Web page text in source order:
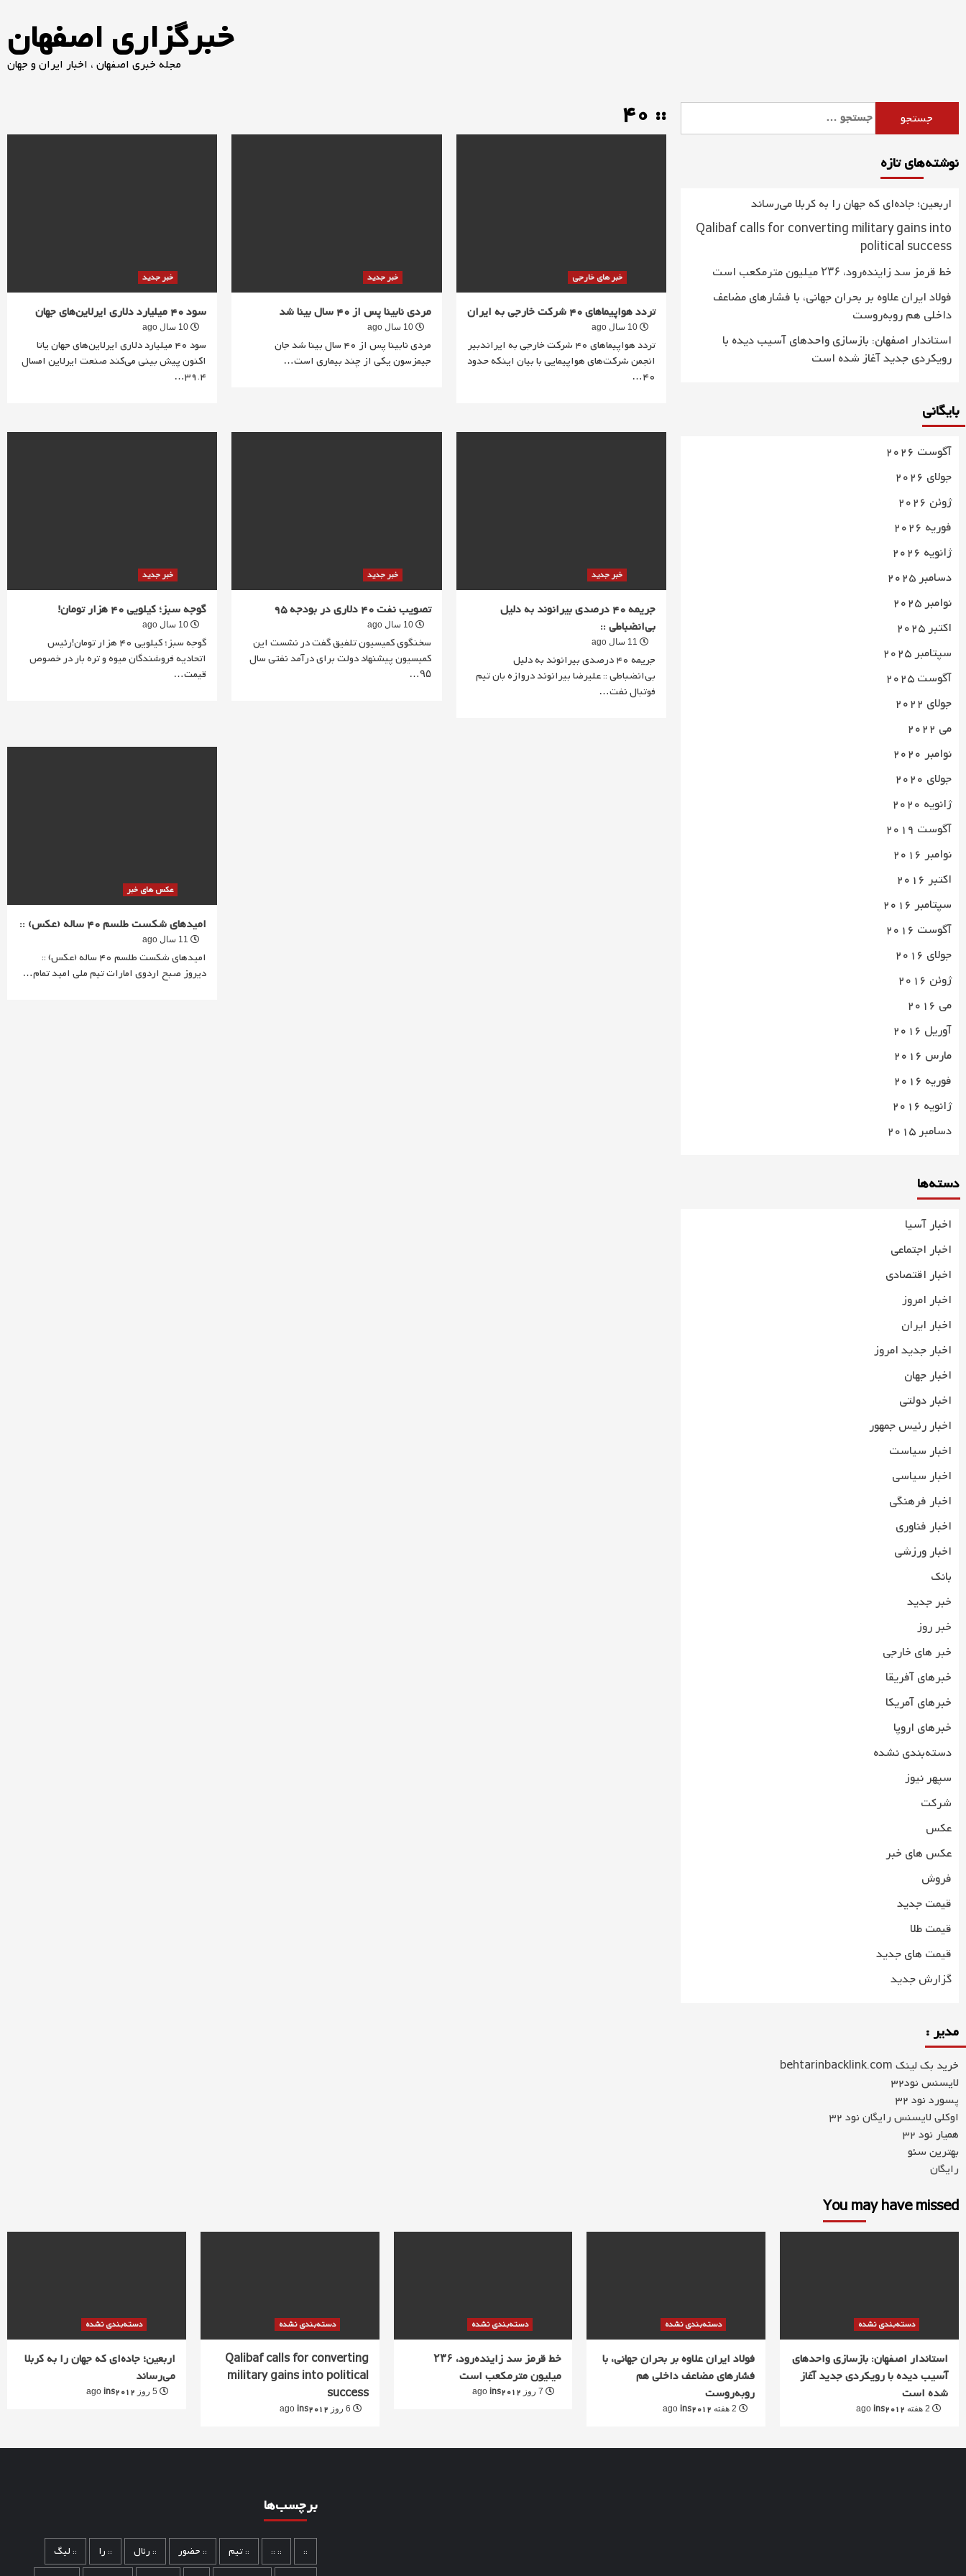
خبرگزاری اصفهان
مجله خبری اصفهان ، اخبار ایران و جهان
:: 40
خبر جدید
سود 40 میلیارد دلاری ایرلاین‌های جهان
10 سال ago
سود 40 میلیارد دلاری ایرلاین‌های جهان یاتا
اکنون پیش بینی می‌کند صنعت ایرلاین امسال
39.4…
خبر جدید
مردی نابینا پس از 40 سال بینا شد
10 سال ago
مردی نابینا پس از 40 سال بینا شد جان
جیمزسون یکی از چند بیماری است…
خبر های خارجی
تردد هواپیماهای 40 شرکت خارجی به ایران
10 سال ago
تردد هواپیماهای 40 شرکت خارجی به ایراندبیر
انجمن شرکت‌های هواپیمایی با بیان اینکه حدود
40…
خبر جدید
گوجه سبز؛ کیلویی 40 هزار تومان!
10 سال ago
گوجه سبز؛ کیلویی 40 هزار تومان!رئیس
اتحادیه فروشندگان میوه و تره بار در خصوص
قیمت…
خبر جدید
تصویب نفت 40 دلاری در بودجه 95
10 سال ago
سخنگوی کمیسیون تلفیق گفت در نشست این
کمیسیون پیشنهاد دولت برای درآمد نفتی سال
۹۵…
خبر جدید
جریمه 40 درصدی بیرانوند به دلیل
بی‌انضباطی ::
جریمه 40 درصدی بیرانوند به دلیل
بی‌انضباطی :: علیرضا بیرانوند دروازه بان تیم
فوتبال نفت…
عکس های خبر
امیدهای شکست طلسم 40 ساله (عکس) ::
11 سال ago
امیدهای شکست طلسم 40 ساله (عکس) ::
دیروز صبح اردوی امارات تیم ملی امید تمام…
برای:
نوشته‌های تازه
اربعین؛ جاده‌ای که جهان را به کربلا می‌رساند
Qalibaf calls for converting military gains into
political success
خط قرمز سد زاینده‌رود، ۲۳۶ میلیون مترمکعب است
فولاد ایران علاوه بر بحران جهانی، با فشارهای مضاعف
داخلی هم روبه‌روست
استاندار اصفهان: بازسازی واحدهای آسیب دیده با
رویکردی جدید آغاز شده است
بایگانی
آگوست 2026
جولای 2026
ژوئن 2026
فوریه 2026
ژانویه 2026
دسامبر 2025
نوامبر 2025
اکتبر 2025
سپتامبر 2025
آگوست 2025
جولای 2022
می 2022
نوامبر 2020
جولای 2020
ژانویه 2020
آگوست 2019
نوامبر 2016
اکتبر 2016
سپتامبر 2016
آگوست 2016
جولای 2016
ژوئن 2016
می 2016
آوریل 2016
مارس 2016
فوریه 2016
ژانویه 2016
دسامبر 2015
دسته‌ها
اخبار آسیا
اخبار اجتماعی
اخبار اقتصادی
اخبار امروز
اخبار ایران
اخبار جدید امروز
اخبار جهان
اخبار دولتی
اخبار رئیس جمهور
اخبار سیاست
اخبار سیاسی
اخبار فرهنگی
اخبار فناوری
اخبار ورزشی
بانک
خبر جدید
خبر روز
خبر های خارجی
خبرهای آفریقا
خبرهای آمریکا
خبرهای اروپا
دسته‌بندی نشده
سپهر نیوز
شرکت
عکس
عکس های خبر
فروش
قیمت جدید
قیمت طلا
قیمت های جدید
گزارش جدید
مدیر :
خرید بک لینک behtarinbacklink.com
لایسنس نود32
پسورد نود 32
اوکلی لایسنس رایگان نود 32
همیار نود 32
بهترین سئو
رایگان
You may have missed
دسته‌بندی نشده
اربعین؛ جاده‌ای که جهان را به کربلا
می‌رساند
ins2012
دسته‌بندی نشده
Qalibaf calls for converting
military gains into political
success
ins2012
دسته‌بندی نشده
خط قرمز سد زاینده‌رود، ۲۳۶
میلیون مترمکعب است
7 روز ago ins2012
دسته‌بندی نشده
فولاد ایران علاوه بر بحران جهانی، با
فشارهای مضاعف داخلی هم
روبه‌روست
2 هفته ago ins2012
دسته‌بندی نشده
استاندار اصفهان: بازسازی واحدهای
آسیب دیده با رویکردی جدید آغاز
شده است
ins2012
برچسب‌ها
::
:: :: :: تیم :: حضور :: رئال :: را
:: لیگ